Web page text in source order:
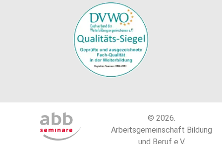
© 2026.
Arbeitsgemeinschaft Bildung
und Beruf e.V.